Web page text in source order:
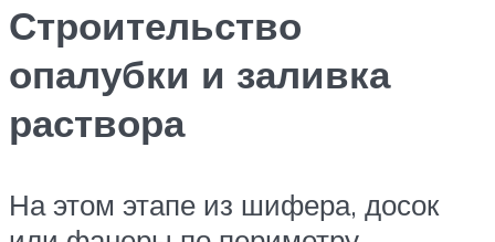
Строительство
опалубки и заливка
раствора
На этом этапе из шифера, досок